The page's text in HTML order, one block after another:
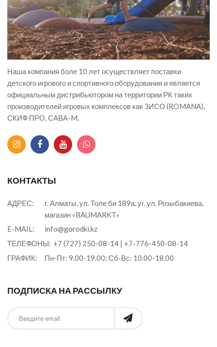
Наша компания боле 10 лет осуществляет поставки
детского игрового и спортивного оборудования и является
официальным дистрибьютором на территории РК таких
производителей игровых комплексов как ЗИСО (ROMANA),
СКИФ ПРО, САВА-M.
КОНТАКТЫ
АДРЕС:
г. Алматы, ул. Толе би 189а, уг. ул. Розыбакиева,
магазин «BAUMARKT»
E-MAIL:
info@gorodki.kz
ТЕЛЕФОНЫ: +7 (727) 250-08-14 | +7-776-450-08-14
ГРАФИК:
Пн-Пт: 9.00-19.00; Сб-Вс: 10.00-18.00
ПОДПИСКА НА РАССЫЛКУ